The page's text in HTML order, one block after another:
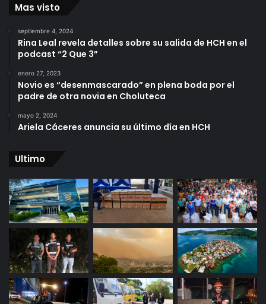
Mas visto
septiembre 4, 2024
Rina Leal revela detalles sobre su salida de HCH en el
podcast “2 Que 3”
enero 27, 2023
Novio es “desenmascarado” en plena boda por el
padre de otra novia en Choluteca
mayo 2, 2024
Ariela Cáceres anuncia su último día en HCH
Ultimo